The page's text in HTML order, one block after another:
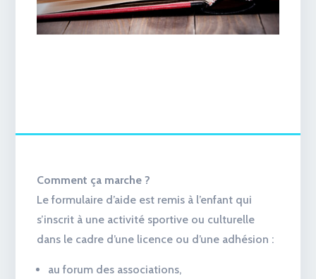
Comment ça marche ?
Le formulaire d’aide est remis à l’enfant qui
s’inscrit à une activité sportive ou culturelle
dans le cadre d’une licence ou d’une adhésion :
au forum des associations,